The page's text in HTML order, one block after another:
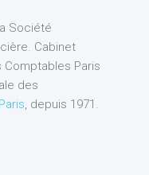
Société
Cabinet
Comptables Paris
des
, depuis 1971.